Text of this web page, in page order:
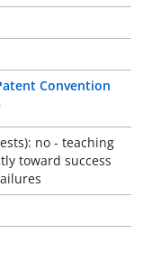
Convention
no - teaching
toward success